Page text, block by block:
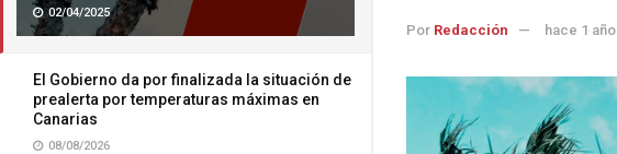
02/04/2025
El Gobierno da por finalizada la situación de
prealerta por temperaturas máximas en
Canarias
08/08/2026
Por Redacción hace 1 año